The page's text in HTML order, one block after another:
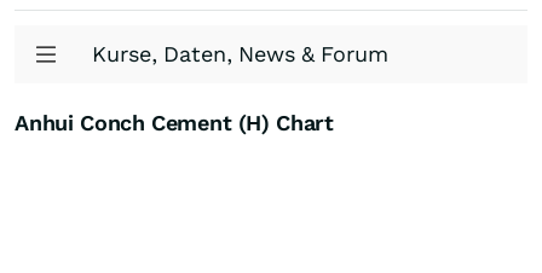
Kurse, Daten, News & Forum
Anhui Conch Cement (H) Chart